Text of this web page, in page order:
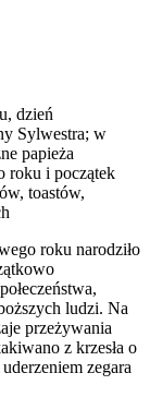
dzień
Sylwestra; w
papieża
roku i początek
toastów,
roku narodziło
ludzi. Na
przeżywania
z krzesła o
zegara